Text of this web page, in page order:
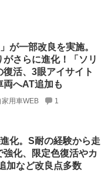
が一部改良を実施。
さらに進化！「ソリ
復活、3眼アイサイト
両へAT追加も
家用車WEB 1
化。S耐の経験から走
強化、限定色復活やカ
加など改良点多数